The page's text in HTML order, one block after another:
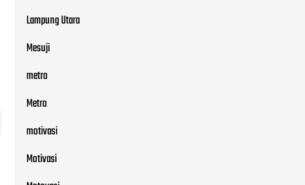
Lampung Utara
Mesuji
metro
Metro
motivasi
Motivasi